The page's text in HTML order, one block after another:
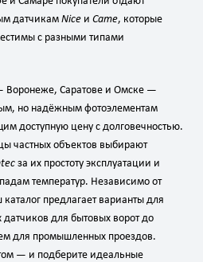
датчикам Nice и Came, которые
с разными типами
Воронеже, Саратове и Омске —
но надёжным фотоэлементам
доступную цену с долговечностью.
частных объектов выбирают
за их простоту эксплуатации и
температур. Независимо от
предлагает варианты для
для бытовых ворот до
для промышленных проездов.
— и подберите идеальные